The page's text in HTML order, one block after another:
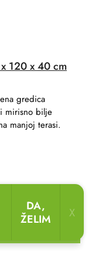
sada uz popust
120 x 40 cm
gredica
mirisno bilje
manjoj terasi.
DA,
ŽELIM
X